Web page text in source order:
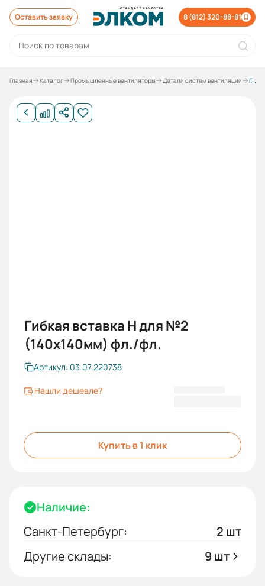
Оставить заявку 8 (812) 320-88-81
Главная Каталог Промышленные вентиляторы Детали систем вентиляции Гибкая вставка Н для №2 (140х140мм) фл./фл.
Гибкая вставка Н для №2
(140х140мм) фл./фл.
Артикул: 03.07.220738
Нашли дешевле?
Купить в 1 клик
Наличие:
Санкт-Петербург:
2 шт
Другие склады:
9 шт